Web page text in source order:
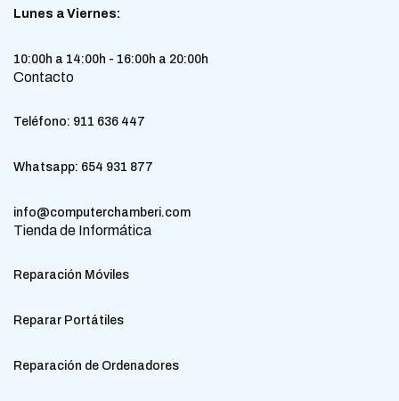
Lunes a Viernes:
10:00h a 14:00h - 16:00h a 20:00h
Contacto
Teléfono: 911 636 447
Whatsapp: 654 931 877
info@computerchamberi.com
Tienda de Informática
Reparación Móviles
Reparar Portátiles
Reparación de Ordenadores